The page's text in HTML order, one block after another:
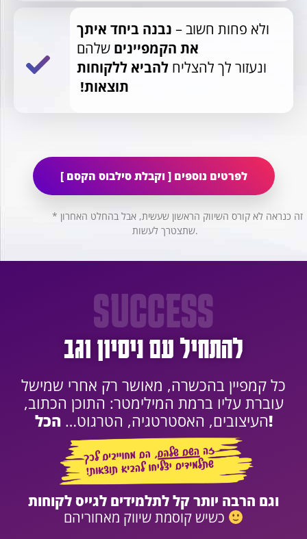
ולא פחות חשוב – נבנה ביחד איתך
את הקמפיינים שלהם
ונעזור לך להצליחלהביא ללקוחות
תוצאות!
לפרטים נוספים [ וקבלת סילבוס הקסם ]
* זה כנראה לא קורס השיווק הראשון שעשית, אבל בהחלט האחרון
שתצטרך לעשות.
SUCCESS
להתחיל עם ניסיון וגב
כל קמפיין בהכשרה, מאושר רק אחרי שמישל
עוברת עליו ברמת המילימטר: התוכן הכתוב,
העיצובים, האסטרטגיה, הטרגוט…הכל!
וגם הרבה יותר קל לתלמידים לגייס לקוחות